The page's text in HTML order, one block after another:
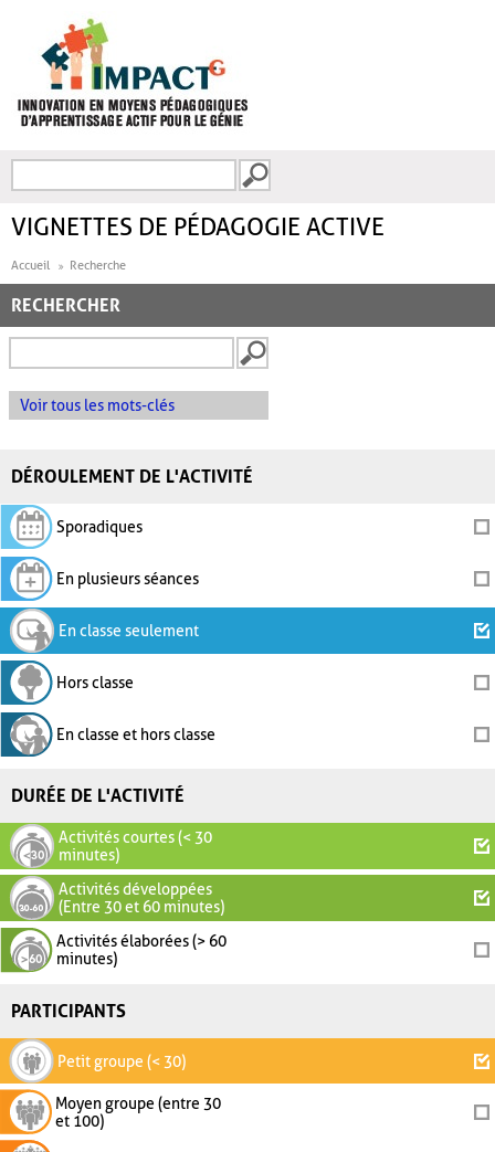
FORMULAIRE DE
VIGNETTES DE PÉDAGOGIE ACTIVE
Accueil Recherche
RECHERCHER
Voir tous les mots-clés
DÉROULEMENT DE L'ACTIVITÉ
Sporadiques
En plusieurs séances
En classe seulement
Hors classe
En classe et hors classe
DURÉE DE L'ACTIVITÉ
Activités courtes (< 30
minutes)
Activités développées
(Entre 30 et 60 minutes)
Activités élaborées (> 60
minutes)
PARTICIPANTS
Petit groupe (< 30)
Moyen groupe (entre 30
et 100)